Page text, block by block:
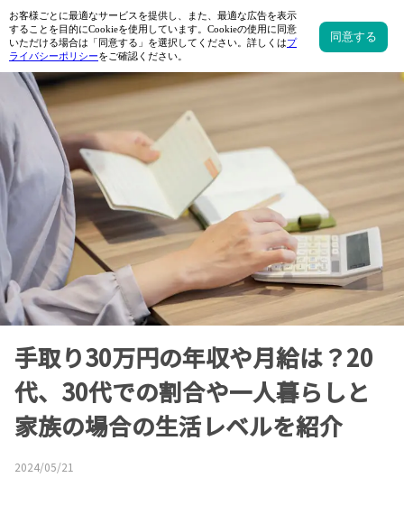
手取り30万円の年収や月給は？20
代、30代での割合や一人暮らしと
家族の場合の生活レベルを紹介
2024/05/21